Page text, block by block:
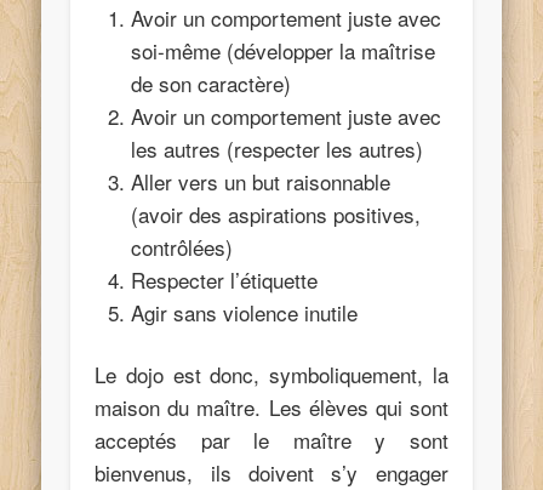
Avoir un comportement juste avec
soi-même (développer la maîtrise
de son caractère)
Avoir un comportement juste avec
les autres (respecter les autres)
Aller vers un but raisonnable
(avoir des aspirations positives,
contrôlées)
Respecter l’étiquette
Agir sans violence inutile
Le dojo est donc, symboliquement, la
maison du maître. Les élèves qui sont
acceptés par le maître y sont
bienvenus, ils doivent s’y engager